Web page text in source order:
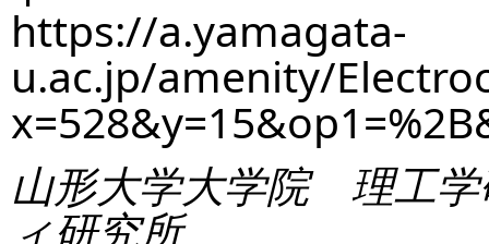
https://a.yamagata-
u.ac.jp/amenity/
山形大学大学院 理工学
ィ研究所